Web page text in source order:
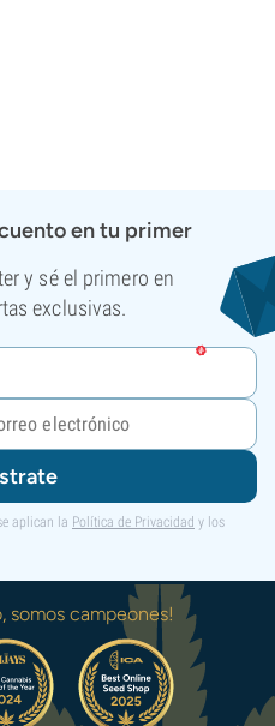
en tu primer
y sé el primero en
exclusivas.
aplican la Política de Privacidad y los
somos campeones!